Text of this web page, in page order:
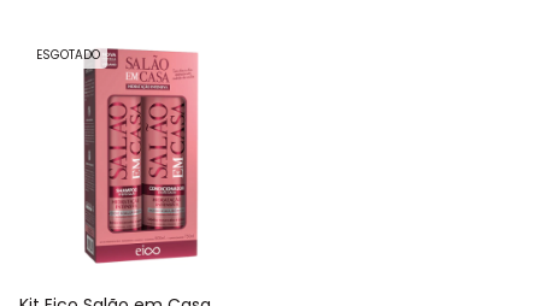
ESGOTADO